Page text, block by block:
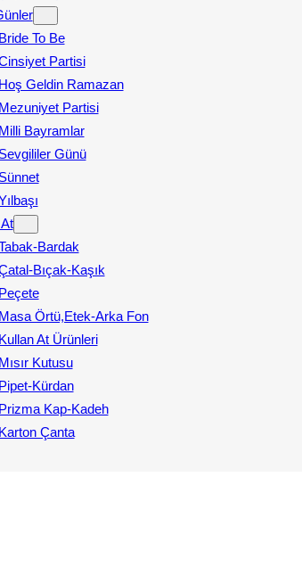
Bride To Be
Partisi
Hoş Geldin Ramazan
Mezuniyet Partisi
Milli Bayramlar
Sevgililer Günü
Sünnet
Bardak
Bıçak-Kaşık
Peçete
Masa Örtü,Etek-Arka Fon
Kullan At Ürünleri
Mısır Kutusu
Pipet-Kürdan
Prizma Kap-Kadeh
Karton Çanta